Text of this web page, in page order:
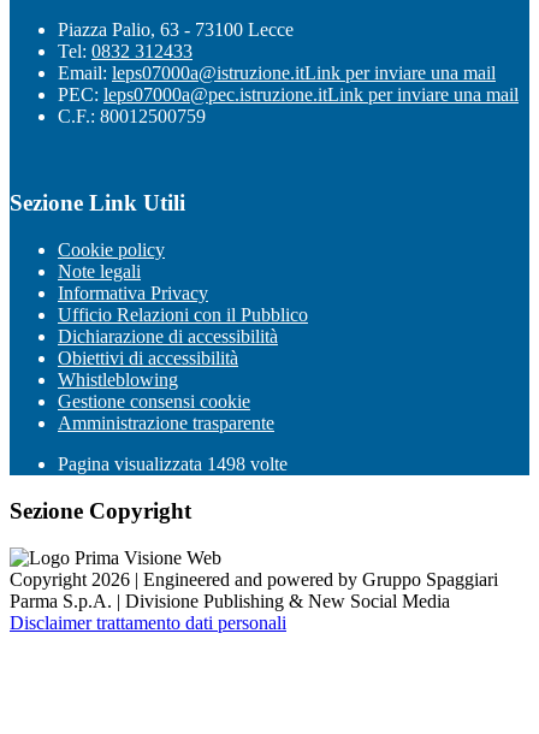
Piazza Palio, 63 - 73100 Lecce
Tel: 0832 312433
Email: leps07000a@istruzione.itLink per inviare una mail
PEC: leps07000a@pec.istruzione.itLink per inviare una mail
C.F.: 80012500759
Sezione Link Utili
Cookie policy
Note legali
Informativa Privacy
Ufficio Relazioni con il Pubblico
Dichiarazione di accessibilità
Obiettivi di accessibilità
Whistleblowing
Gestione consensi cookie
Amministrazione trasparente
Pagina visualizzata 1498 volte
Sezione Copyright
Copyright 2026 | Engineered and powered by Gruppo Spaggiari
Parma S.p.A. | Divisione Publishing & New Social Media
Disclaimer trattamento dati personali